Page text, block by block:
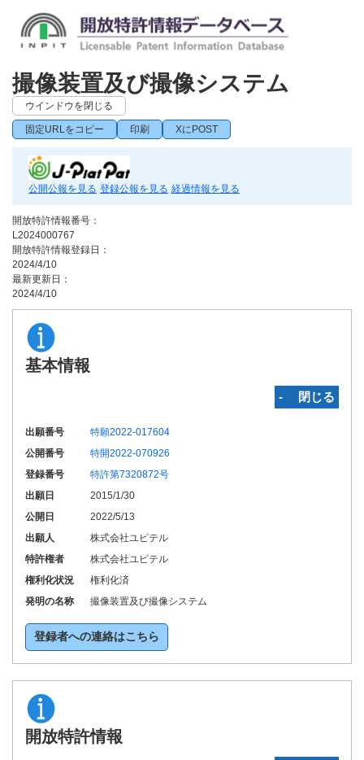
撮像装置及び撮像システム
ウインドウを閉じる
固定URLをコピー 印刷 XにPOST
公開公報を見る 登録公報を見る 経過情報を見る
開放特許情報番号：
L2024000767
開放特許情報登録日：
2024/4/10
最新更新日：
2024/4/10
基本情報
‐ 閉じる
出願番号
特願2022-017604
公開番号
特開2022-070926
登録番号
特許第7320872号
出願日
2015/1/30
公開日
2022/5/13
出願人
株式会社ユピテル
特許権者
株式会社ユピテル
権利化状況
権利化済
発明の名称
撮像装置及び撮像システム
登録者への連絡はこちら
開放特許情報